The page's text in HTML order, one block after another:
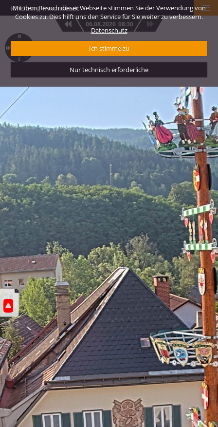
Mit dem Besuch dieser Webseite stimmen Sie der Verwendung von
Cookies zu. Dies hilft uns den Service für Sie weiter zu verbessern.
Datenschutz
Ich stimme zu
Nur technisch erforderliche
Kindberg Innenstadt
06.08.2026 08:30